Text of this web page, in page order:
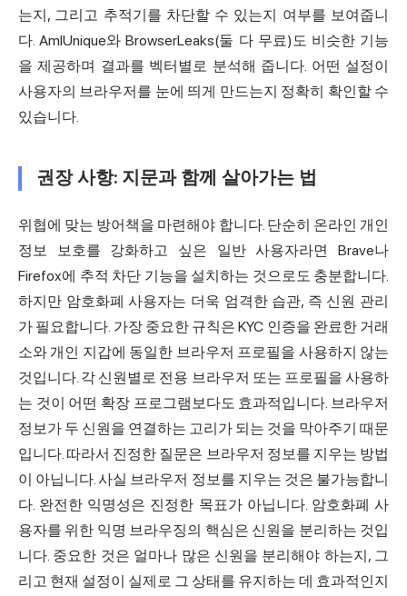
는지, 그리고 추적기를 차단할 수 있는지 여부를 보여줍니
다. AmIUnique와BrowserLeaks(둘 다 무료)도 비슷한 기능
을 제공하며 결과를 벡터별로 분석해 줍니다. 어떤 설정이
사용자의 브라우저를 눈에 띄게 만드는지 정확히 확인할 수
있습니다.
권장 사항: 지문과 함께 살아가는 법
위협에 맞는 방어책을 마련해야 합니다. 단순히 온라인 개인
정보 보호를 강화하고 싶은 일반 사용자라면 Brave나
Firefox에 추적 차단 기능을 설치하는 것으로도 충분합니다.
하지만 암호화폐 사용자는 더욱 엄격한 습관, 즉 신원 관리
가 필요합니다. 가장 중요한 규칙은 KYC 인증을 완료한 거래
소와 개인 지갑에 동일한 브라우저 프로필을 사용하지 않는
것입니다. 각 신원별로 전용 브라우저 또는 프로필을 사용하
는 것이 어떤 확장 프로그램보다도 효과적입니다. 브라우저
정보가 두 신원을 연결하는 고리가 되는 것을 막아주기 때문
입니다. 따라서 진정한 질문은 브라우저 정보를 지우는 방법
이 아닙니다. 사실 브라우저 정보를 지우는 것은 불가능합니
다. 완전한 익명성은 진정한 목표가 아닙니다. 암호화폐 사
용자를 위한 익명 브라우징의 핵심은 신원을 분리하는 것입
니다. 중요한 것은 얼마나 많은 신원을 분리해야 하는지, 그
리고 현재 설정이 실제로 그 상태를 유지하는 데 효과적인지